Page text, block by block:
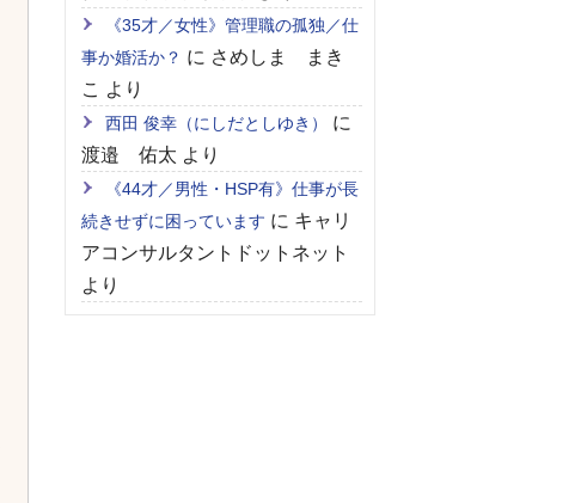
《35才／女性》管理職の孤独／仕
事か婚活か？ に さめしま まき
こ より
西田 俊幸（にしだとしゆき）
に
渡邉 佑太 より
《44才／男性・HSP有》仕事が長
続きせずに困っています に キャリ
アコンサルタントドットネット
より